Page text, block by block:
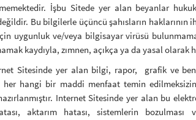
İşbu Sitede yer alan beyanlar
Bu bilgilerle üçüncü şahısların
uygunluk ve/veya bilgisayar virüsü
kaydıyla, zımnen, açıkça ya da yasal
Sitesinde yer alan bilgi, rapor, grafik ve
her hangi bir maddi menfaat temin
Internet Sitesinde yer alan bu
aktarım hatası, sistemlerin bozulması